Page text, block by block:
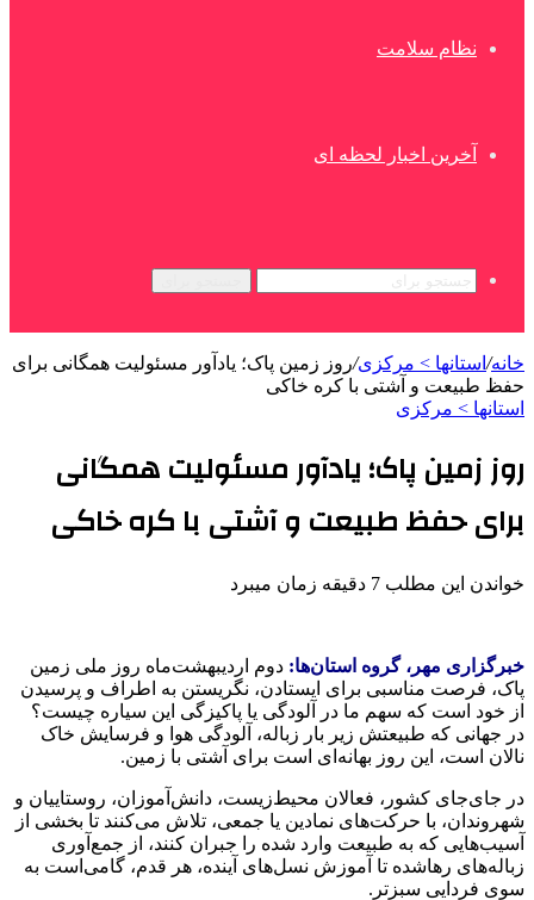
نظام سلامت
آخرین اخبار لحظه ای
خانه/ استانها > مرکزی/روز زمین پاک؛ یادآور مسئولیت همگانی برای
حفظ طبیعت و آشتی با کره خاکی
استانها > مرکزی
روز زمین پاک؛ یادآور مسئولیت همگانی
برای حفظ طبیعت و آشتی با کره خاکی
خواندن این مطلب 7 دقیقه زمان میبرد
‌خبرگزاری مهر، گروه استان‌ها: دوم اردیبهشت‌ماه روز ملی زمین
پاک، فرصت مناسبی برای ایستادن، نگریستن به اطراف و پرسیدن
از خود است که سهم ما در آلودگی یا پاکیزگی این سیاره چیست؟
در جهانی که طبیعتش زیر بار زباله، آلودگی هوا و فرسایش خاک
نالان است، این روز بهانه‌ای است برای آشتی با زمین.
در جای‌جای کشور، فعالان محیط‌زیست، دانش‌آموزان، روستاییان و
شهروندان، با حرکت‌های نمادین یا جمعی، تلاش می‌کنند تا بخشی از
آسیب‌هایی که به طبیعت وارد شده را جبران کنند، از جمع‌آوری
زباله‌های رهاشده تا آموزش نسل‌های آینده، هر قدم، گامی‌است به
سوی فردایی سبزتر.